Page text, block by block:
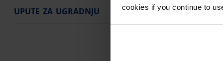
cookies if you continue to
UPUTE ZA UGRADNJU